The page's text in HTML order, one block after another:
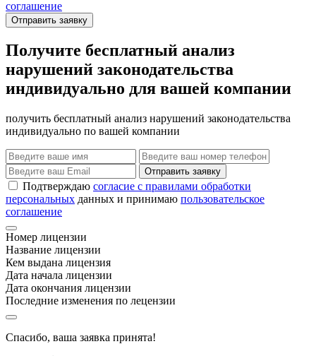
соглашение
Отправить заявку
Получите бесплатный анализ
нарушений законодательства
индивидуально для вашей компании
получить бесплатный анализ нарушений законодательства
индивидуально по вашей компании
Отправить заявку
Подтверждаю согласие с правилами обработки
персональных данных и принимаю пользовательское
соглашение
Номер лицензии
Название лицензии
Кем выдана лицензия
Дата начала лицензии
Дата окончания лицензии
Последние изменения по лецензии
Спасибо, ваша заявка принята!